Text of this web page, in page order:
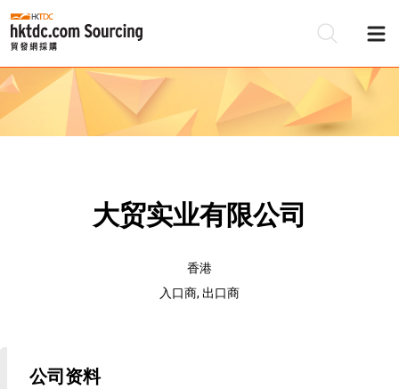
大贸实业有限公司
香港
入口商, 出口商
公司资料